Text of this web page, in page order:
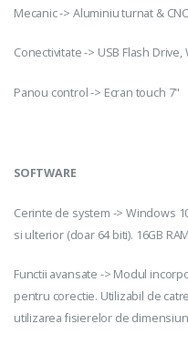
Mecanic -> Aluminiu turnat &
Conectivitate -> USB Flash Drive,
Panou control -> Ecran touch 7"
SOFTWARE
Cerinte de system -> Windows
si ulterior (doar 64 biti). 16GB
Functii avansate -> Modul
pentru corectie. Utilizabil de
utilizarea fisierelor de